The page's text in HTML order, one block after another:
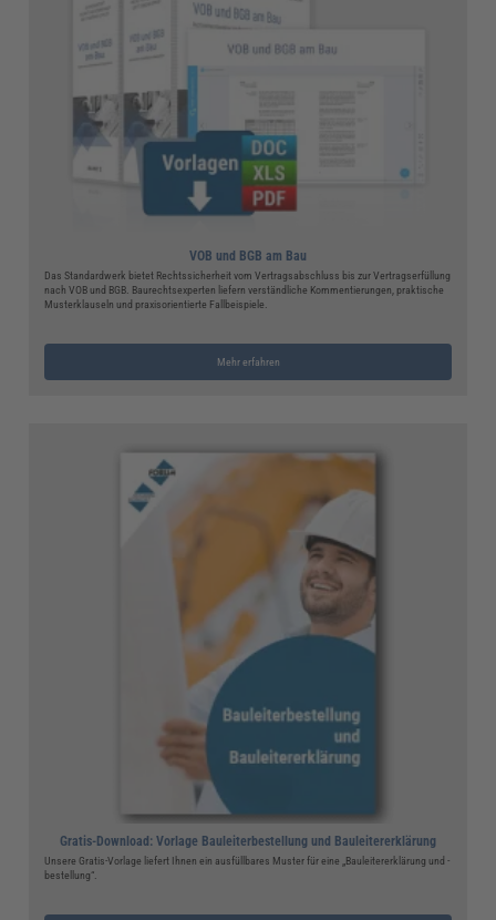
VOB und BGB am Bau
Das Standardwerk bietet Rechtssicherheit vom Vertragsabschluss bis zur Vertragserfüllung
nach VOB und BGB. Baurechtsexperten liefern verständliche Kommentierungen, praktische
Musterklauseln und praxisorientierte Fallbeispiele.
Mehr erfahren
Gratis-Download: Vorlage Bauleiterbestellung und Bauleitererklärung
Unsere Gratis-Vorlage liefert Ihnen ein ausfüllbares Muster für eine „Bauleitererklärung und -
bestellung“.